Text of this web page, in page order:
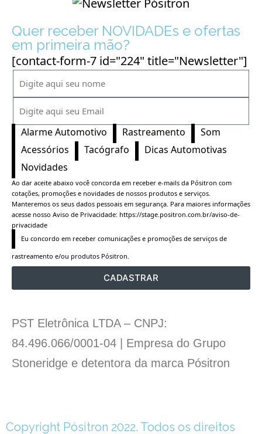
Quer receber NOVIDADEs e ofertas
em primeira mão?
[contact-form-7 id="224" title="Newsletter"]
Alarme Automotivo Rastreamento
Som
Acessórios
Tacógrafo
Dicas Automotivas
Novidades
Ao dar aceite abaixo você concorda em receber e-mails da Pósitron com
cotações, promoções e novidades de nossos produtos e serviços.
Manteremos os seus dados pessoais em segurança. Para maiores informações
acesse nosso Aviso de Privacidade: https://stage.positron.com.br/aviso-de-
privacidade
Eu concordo em receber comunicações e promoções de serviços de
rastreamento e/ou produtos Pósitron.
CADASTRAR
PST Eletrônica LTDA – CNPJ:
84.496.066/0001-04 | Empresa do Grupo
Stoneridge e detentora da marca Pósitron
Copyright Pósitron 2022. Todos os direitos